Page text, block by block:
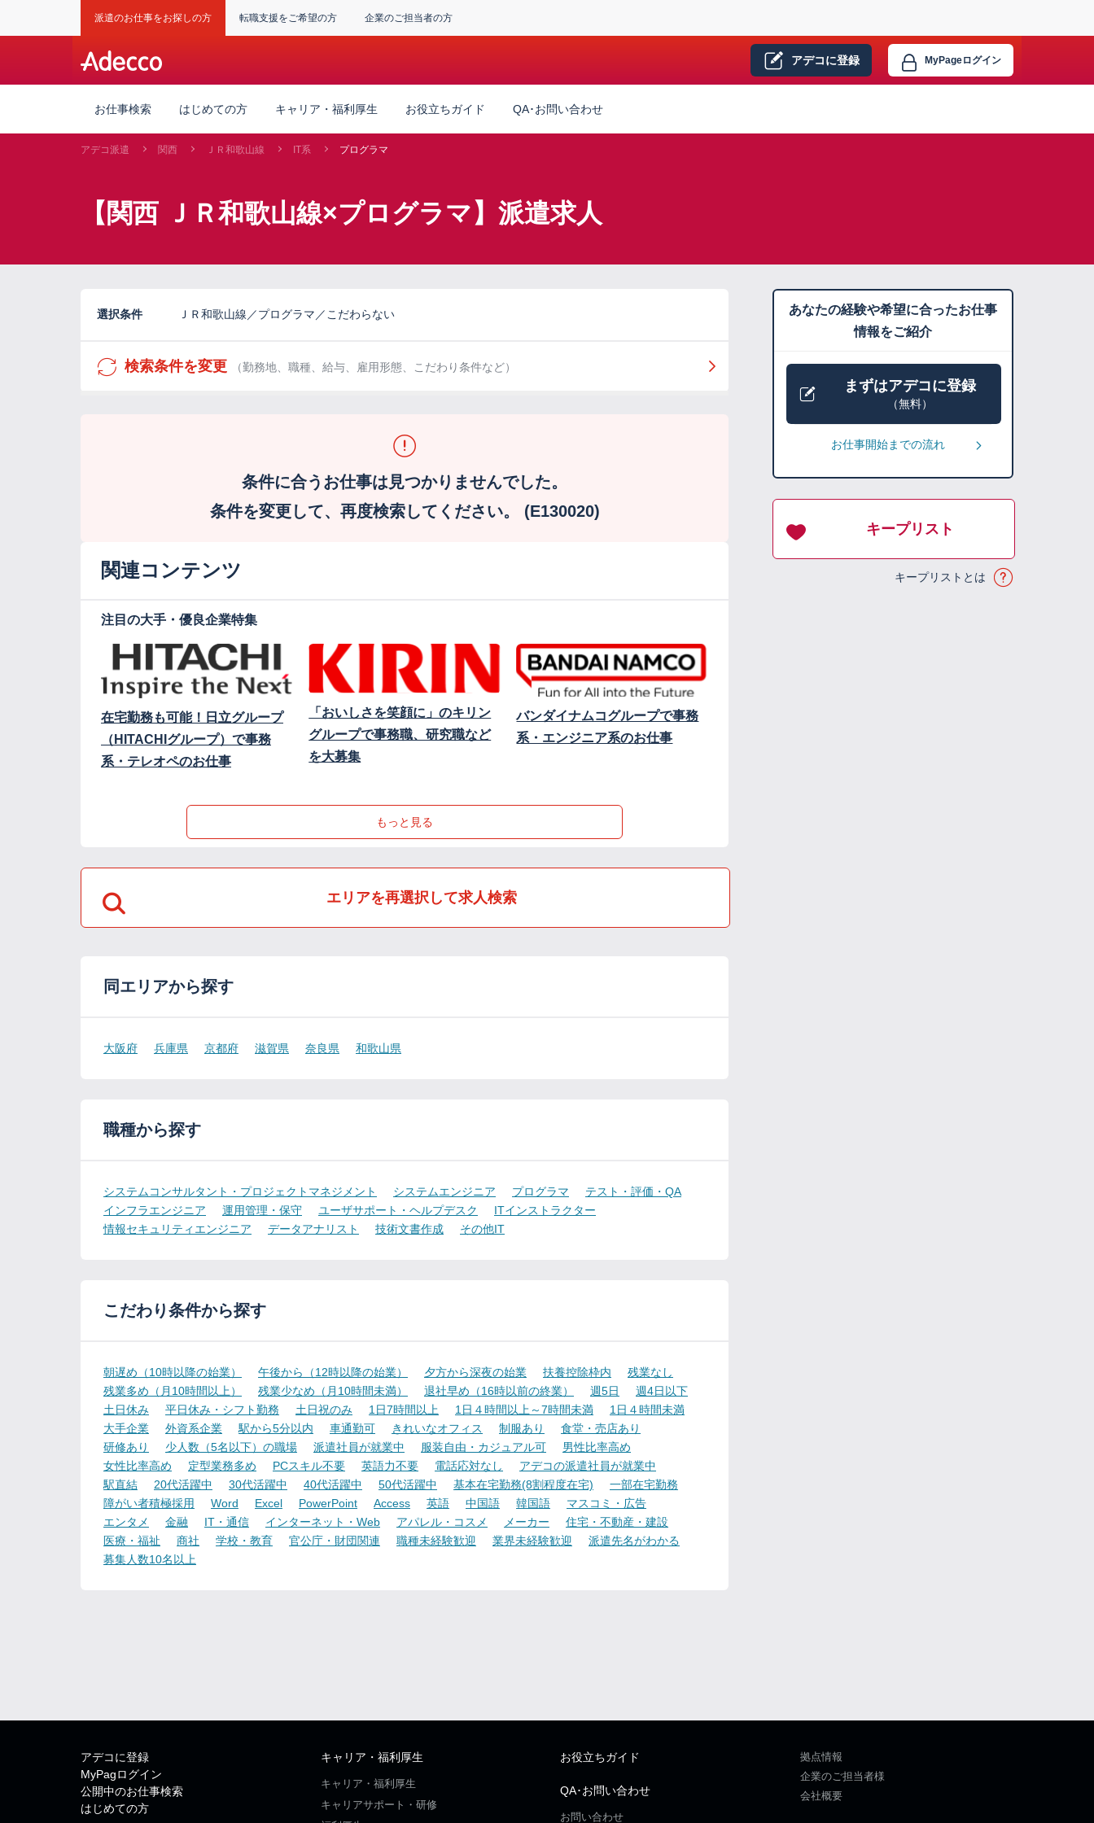
派遣のお仕事をお探しの方 転職支援をご希望の方 企業のご担当者の方
アデコに登録 MyPageログイン
お仕事検索 はじめての方 キャリア・福利厚生 お役立ちガイド QA･お問い合わせ
アデコ派遣 関西 ＪＲ和歌山線 IT系 プログラマ
【関西 ＪＲ和歌山線×プログラマ】派遣求人
選択条件 ＪＲ和歌山線／プログラマ／こだわらない
検索条件を変更 （勤務地、職種、給与、雇用形態、こだわり条件など）
条件に合うお仕事は見つかりませんでした。
条件を変更して、再度検索してください。 (E130020)
関連コンテンツ
注目の大手・優良企業特集
在宅勤務も可能！日立グループ
（HITACHIグループ）で事務
系・テレオペのお仕事
「おいしさを笑顔に」のキリン
グループで事務職、研究職など
を大募集
バンダイナムコグループで事務
系・エンジニア系のお仕事
もっと見る
エリアを再選択して求人検索
同エリアから探す
大阪府 兵庫県 京都府 滋賀県 奈良県 和歌山県
職種から探す
システムコンサルタント・プロジェクトマネジメント システムエンジニア プログラマ
テスト・評価・QA
インフラエンジニア
運用管理・保守 ユーザサポート・ヘルプデスク
ITインストラクター
情報セキュリティエンジニア
データアナリスト 技術文書作成 その他IT
こだわり条件から探す
朝遅め（10時以降の始業） 午後から（12時以降の始業） 夕方から深夜の始業 扶養控除枠内
残業なし
残業多め（月10時間以上）
残業少なめ（月10時間未満） 退社早め（16時以前の終業） 週5日
週4日以下
土日休み
平日休み・シフト勤務 土日祝のみ 1日7時間以上 1日４時間以上～7時間未満
1日４時間未満
大手企業
外資系企業 駅から5分以内 車通勤可 きれいなオフィス 制服あり
食堂・売店あり
研修あり
少人数（5名以下）の職場 派遣社員が就業中 服装自由・カジュアル可
男性比率高め
女性比率高め
定型業務多め PCスキル不要 英語力不要 電話応対なし
アデコの派遣社員が就業中
駅直結
20代活躍中 30代活躍中 40代活躍中 50代活躍中 基本在宅勤務(8割程度在宅)
一部在宅勤務
障がい者積極採用
Word Excel PowerPoint Access 英語 中国語 韓国語
マスコミ・広告
エンタメ
金融 IT・通信 インターネット・Web アパレル・コスメ メーカー
住宅・不動産・建設
医療・福祉
商社 学校・教育 官公庁・財団関連 職種未経験歓迎 業界未経験歓迎
派遣先名がわかる
募集人数10名以上
あなたの経験や希望に合ったお仕事
情報をご紹介
まずはアデコに登録
（無料）
お仕事開始までの流れ
キープリスト
キープリストとは
アデコに登録
MyPagログイン
公開中のお仕事検索
はじめての方
キャリア・福利厚生
キャリア・福利厚生
キャリアサポート・研修
お役立ちガイド
QA･お問い合わせ
お問い合わせ
拠点情報
企業のご担当者様
会社概要